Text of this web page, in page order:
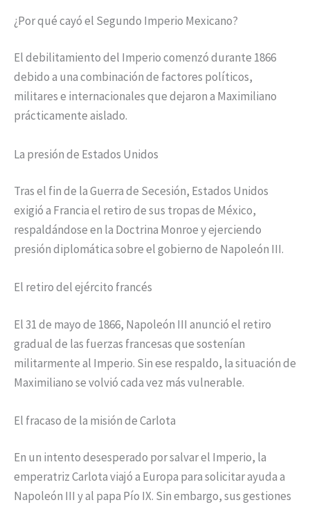
¿Por qué cayó el Segundo Imperio Mexicano?
El debilitamiento del Imperio comenzó durante 1866
debido a una combinación de factores políticos,
militares e internacionales que dejaron a Maximiliano
prácticamente aislado.
La presión de Estados Unidos
Tras el fin de la Guerra de Secesión, Estados Unidos
exigió a Francia el retiro de sus tropas de México,
respaldándose en la Doctrina Monroe y ejerciendo
presión diplomática sobre el gobierno de Napoleón III.
El retiro del ejército francés
El 31 de mayo de 1866, Napoleón III anunció el retiro
gradual de las fuerzas francesas que sostenían
militarmente al Imperio. Sin ese respaldo, la situación de
Maximiliano se volvió cada vez más vulnerable.
El fracaso de la misión de Carlota
En un intento desesperado por salvar el Imperio, la
emperatriz Carlota viajó a Europa para solicitar ayuda a
Napoleón III y al papa Pío IX. Sin embargo, sus gestiones